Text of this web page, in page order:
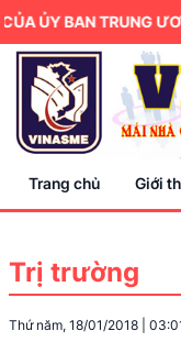
ỦY BAN TRUNG
Trang chủ Giới
Trị trường
Thứ năm, 18/01/2018